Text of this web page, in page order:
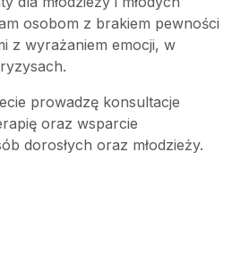
osobom z brakiem pewności
z wyrażaniem emocji, w
prowadzę konsultacje
oraz wsparcie
dorosłych oraz młodzieży.